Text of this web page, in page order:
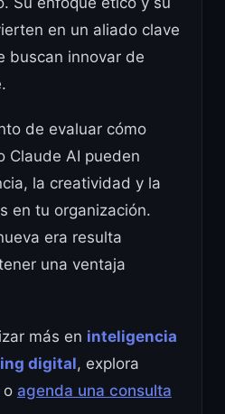
en un aliado clave
buscan innovar de
de evaluar cómo
Claude AI pueden
la creatividad y la
en tu organización.
era resulta
una ventaja
más en inteligencia
digital, explora
o agenda una consulta